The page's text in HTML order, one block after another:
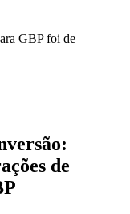
GBP foi de
de